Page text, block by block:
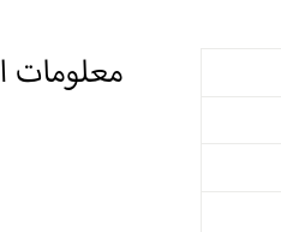
معلومات